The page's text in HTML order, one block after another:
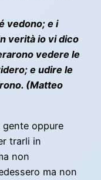
vedono; e i
verità io vi dico
vedere le
e udire le
(Matteo
gente oppure
trarli in
non
ma non